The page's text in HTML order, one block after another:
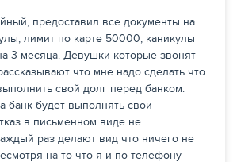
предоставил все документы на
лимит по карте 50000, каникулы
3 месяца. Девушки которые звонят
что мне надо сделать что
свой долг перед банком.
банк будет выполнять свои
в письменном виде не
раз делают вид что ничего не
на то что я и по телефону